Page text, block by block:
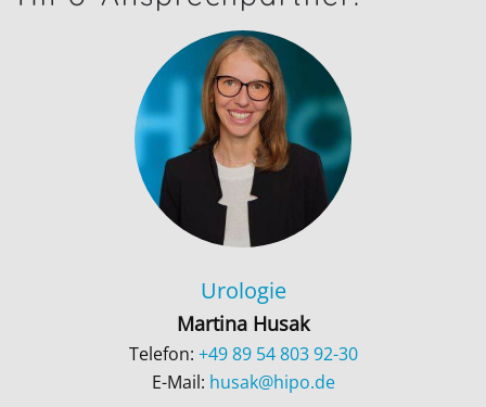
Urologie
Martina Husak
Telefon: +49 89 54 803 92-30
E-Mail: husak@hipo.de